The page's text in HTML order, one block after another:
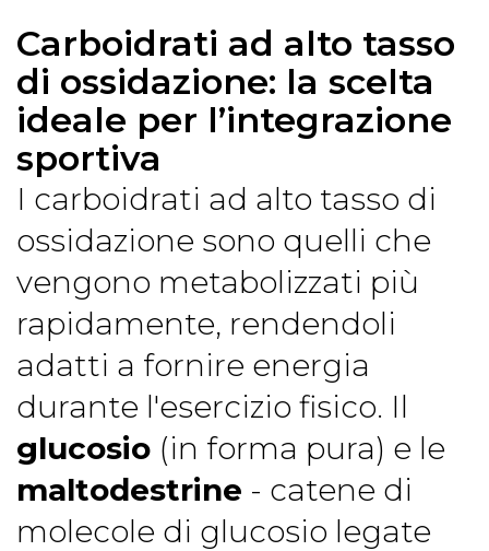
Carboidrati ad alto tasso
di ossidazione: la scelta
ideale per l’integrazione
sportiva
I carboidrati ad alto tasso di
ossidazione sono quelli che
vengono metabolizzati più
rapidamente, rendendoli
adatti a fornire energia
durante l'esercizio fisico. Il
glucosio (in forma pura) e le
maltodestrine - catene di
molecole di glucosio legate